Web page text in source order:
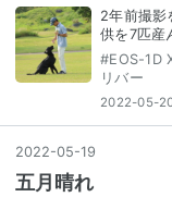
2年前撮影
供を7匹産
#EOS-1D
リバー
2022-05-
2022-05-19
五月晴れ